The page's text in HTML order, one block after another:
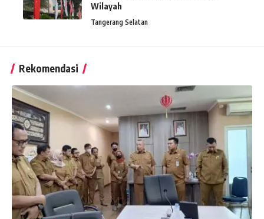
Wilayah
Tangerang Selatan
Rekomendasi